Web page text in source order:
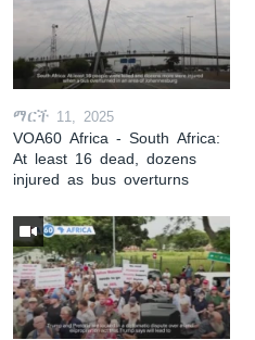
ማርች 11, 2025
VOA60 Africa - South Africa:
At least 16 dead, dozens
injured as bus overturns